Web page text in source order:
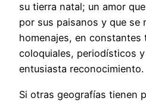
su tierra natal; un amor
por sus paisanos y que se
homenajes, en constantes
coloquiales, periodísticos
entusiasta reconocimiento.
Si otras geografías tienen